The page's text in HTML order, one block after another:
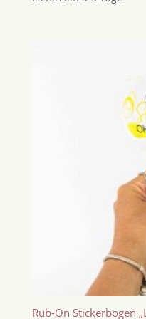
Rub-On Stickerbogen